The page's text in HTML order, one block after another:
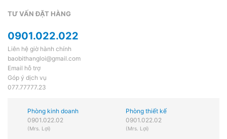
TƯ VẤN ĐẶT HÀNG
0901.022.022
Liên hệ giờ hành chính
baobithangloi@gmail.com
Email hỗ trợ
Góp ý dịch vụ
077.77777.23
Phòng kinh doanh
0901.022.02
(Mrs. Lợi)
Phòng thiết kế
0901.022.02
(Mrs. Lợi)